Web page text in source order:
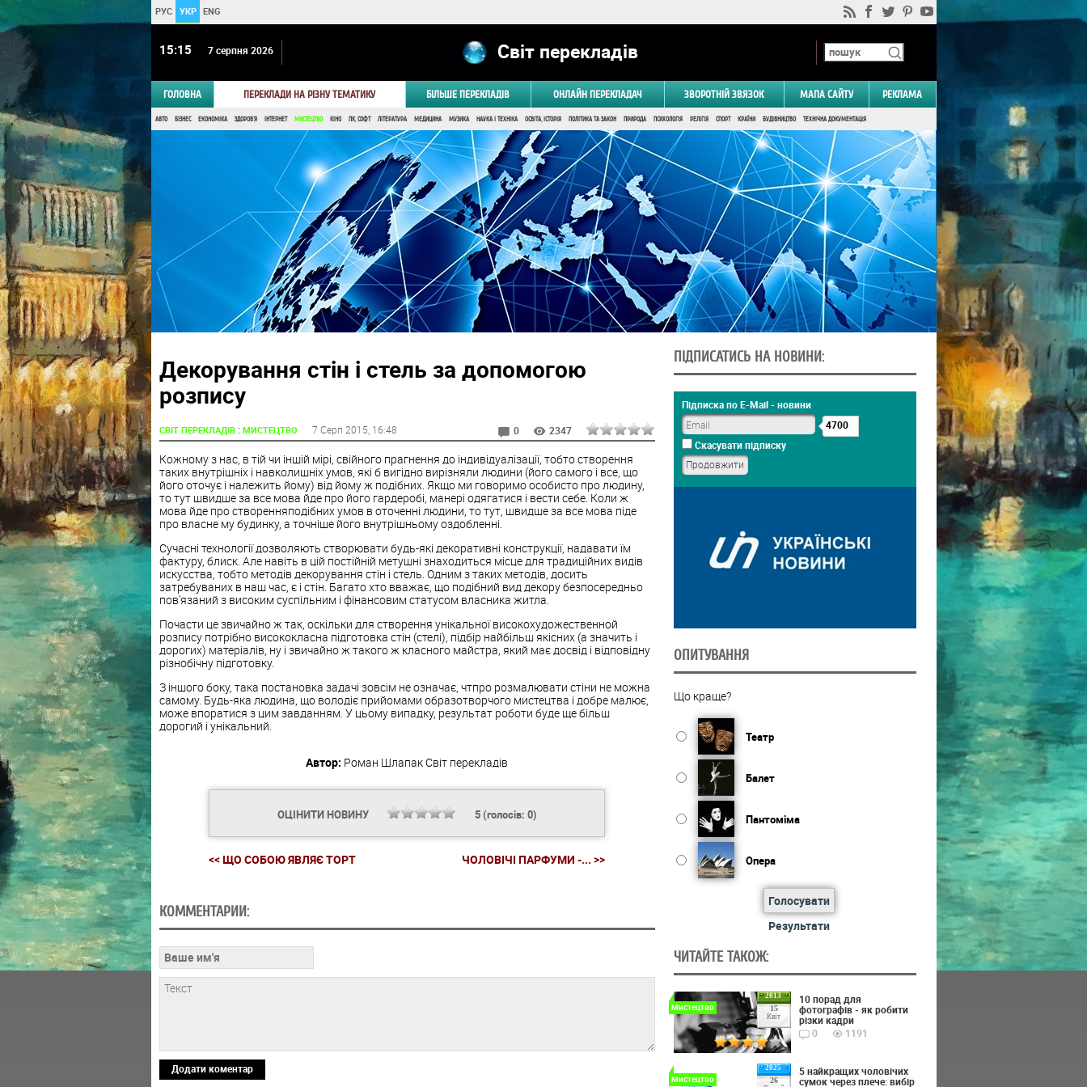
РУС УКР ENG
15 15 7 серпня 2026 Світ перекладів
ГОЛОВНА ПЕРЕКЛАДИ НА РІЗНУ ТЕМАТИКУ БІЛЬШЕ ПЕРЕКЛАДІВ ОНЛАЙН ПЕРЕКЛАДАЧ ЗВОРОТНІЙ ЗВЯЗОК МАПА САЙТУ РЕКЛАМА
АВТО БІЗНЕС ЕКОНОМІКА ЗДОРОВ'Я ІНТЕРНЕТ МИСТЕЦТВО КІНО ПК, СОФТ ЛІТЕРАТУРА МЕДИЦИНА МУЗИКА НАУКА І ТЕХНІКА ОСВІТА, ІСТОРІЯ ПОЛІТИКА ТА ЗАКОН ПРИРОДА ПСИХОЛОГІЯ РЕЛІГІЯ СПОРТ КРАЇНИ БУДІВНИЦТВО ТЕХНІЧНА ДОКУМЕНТАЦІЯ
Декорування стін і стель за допомогою
розпису
СВІТ ПЕРЕКЛАДІВ: МИСТЕЦТВО 7 Серп 2015 , 16:48 0 2347
Кожному з нас, в тій чи іншій мірі, свійного прагнення до індивідуалізації, тобто створення
таких внутрішніх і навколишніх умов, які б вигідно вирізняли людини (його самого і все, що
його оточує і належить йому) від йому ж подібних. Якщо ми говоримо особисто про людину,
то тут швидше за все мова йде про його гардеробі, манері одягатися і вести себе. Коли ж
мова йде про створенняподібних умов в оточенні людини, то тут, швидше за все мова піде
про власне му будинку, а точніше його внутрішньому оздобленні.
Сучасні технології дозволяють створювати будь-які декоративні конструкції, надавати їм
фактуру, блиск. Але навіть в цій постійній метушні знаходиться місце для традиційних видів
искусства, тобто методів декорування стін і стель. Одним з таких методів, досить
затребуваних в наш час, є і стін. Багато хто вважає, що подібний вид декору безпосередньо
пов'язаний з високим суспільним і фінансовим статусом власника житла.
Почасти це звичайно ж так, оскільки для створення унікальної високохудожественной
розпису потрібно висококласна підготовка стін (стелі), підбір найбільш якісних (а значить і
дорогих) матеріалів, ну і звичайно ж такого ж класного майстра, який має досвід і відповідну
різнобічну підготовку.
З іншого боку, така постановка задачі зовсім не означає, чтпро розмалювати стіни не можна
самому. Будь-яка людина, що володіє прийомами образотворчого мистецтва і добре малює,
може впоратися з цим завданням. У цьому випадку, результат роботи буде ще більш
дорогий і унікальний.
Автор: Роман ШлапакСвіт перекладів
ОЦІНИТИ НОВИНУ 5(голосів: 0)
<< ЩО СОБОЮ ЯВЛЯЄ ТОРТ ЧОЛОВІЧІ ПАРФУМИ -... >>
КОММЕНТАРИИ:
Додати коментар
ПІДПИСАТИСЬ НА НОВИНИ:
Підписка по E-Mail - новини
4700
Скасувати підписку
ОПИТУВАННЯ
Що краще?
Театр
Балет
Пантоміма
Опера
Голосувати
Результати
ЧИТАЙТЕ ТАКОЖ:
2013
15
Квіт
Мистецтво
10 порад для
фотографів - як робити
різки кадри
0
1191
2025
26
Мистецтво
5 найкращих чоловічих
сумок через плече: вибір